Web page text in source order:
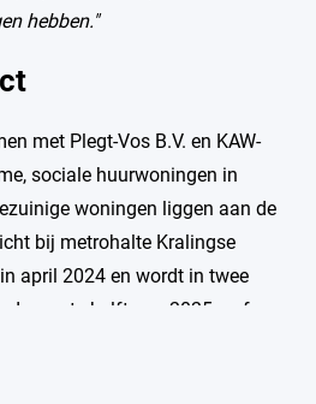
hebben."
met Plegt-Vos B.V. en KAW-
sociale huurwoningen in
woningen liggen aan de
bij metrohalte Kralingse
april 2024 en wordt in twee
eerste helft van 2025 en fase